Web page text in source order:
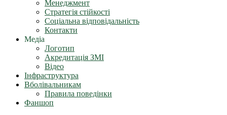
Менеджмент
Стратегія стійкості
Соціальна відповідальність
Контакти
Медіа
Логотип
Акредитація ЗМІ
Відео
Інфраструктура
Вболівальникам
Правила поведінки
Фаншоп